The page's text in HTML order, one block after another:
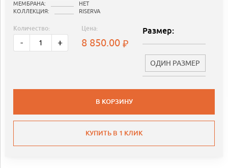
МЕМБРАНА:
НЕТ
КОЛЛЕКЦИЯ:
RISERVA
Количество:
- +
Цена:
8 850.00
Размер:
ОДИН РАЗМЕР
В КОРЗИНУ
КУПИТЬ В 1 КЛИК